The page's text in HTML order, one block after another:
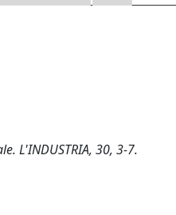
L'INDUSTRIA, 30, 3-7.